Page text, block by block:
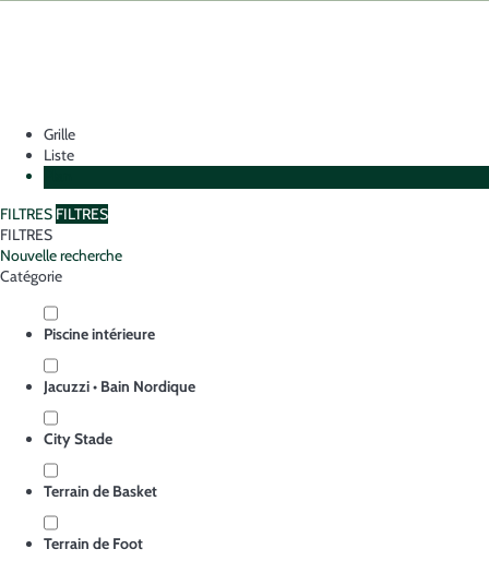
Grille
Liste
FILTRES FILTRES
FILTRES
Nouvelle recherche
Catégorie
Piscine intérieure
Jacuzzi • Bain Nordique
City Stade
Terrain de Basket
Terrain de Foot